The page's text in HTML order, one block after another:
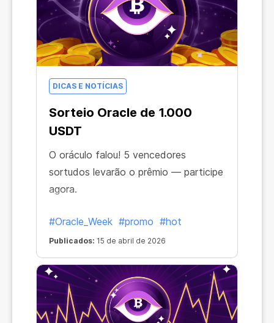
DICAS E NOTÍCIAS
Sorteio Oracle de 1.000
USDT
O oráculo falou! 5 vencedores
sortudos levarão o prêmio — participe
agora.
#Oracle_Week #promo #hot
Publicados: 15 de abril de 2026